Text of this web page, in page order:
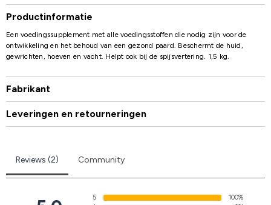
Productinformatie
Een voedingssupplement met alle voedingsstoffen die nodig zijn voor de
ontwikkeling en het behoud van een gezond paard. Beschermt de huid,
gewrichten, hoeven en vacht. Helpt ook bij de spijsvertering. 1,5 kg.
Fabrikant
Leveringen en retourneringen
Reviews (2) Community
5
100%